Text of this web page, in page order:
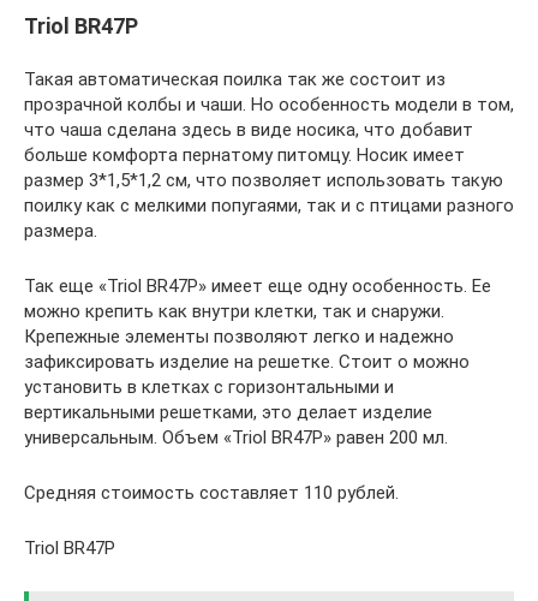
Triol BR47P
Такая автоматическая поилка так же состоит из
прозрачной колбы и чаши. Но особенность модели в том,
что чаша сделана здесь в виде носика, что добавит
больше комфорта пернатому питомцу. Носик имеет
размер 3*1,5*1,2 см, что позволяет использовать такую
поилку как с мелкими попугаями, так и с птицами разного
размера.
Так еще «Triol BR47P» имеет еще одну особенность. Ее
можно крепить как внутри клетки, так и снаружи.
Крепежные элементы позволяют легко и надежно
зафиксировать изделие на решетке. Стоит о можно
установить в клетках с горизонтальными и
вертикальными решетками, это делает изделие
универсальным. Объем «Triol BR47P» равен 200 мл.
Средняя стоимость составляет 110 рублей.
Triol BR47P